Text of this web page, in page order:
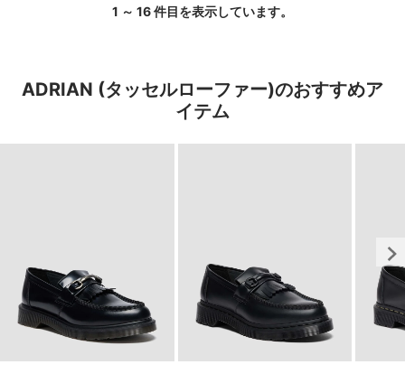
1 ～ 16 件目を表示しています。
ADRIAN (タッセルローファー)のおすすめア
イテム